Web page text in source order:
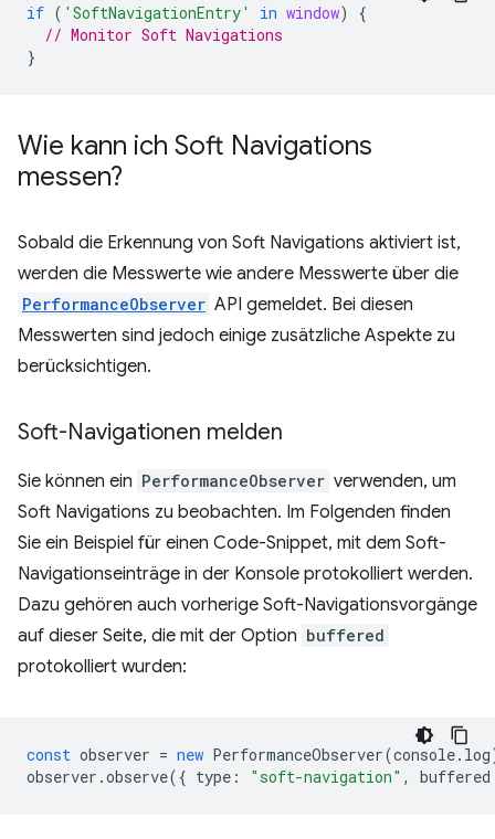
if ( 'SoftNavigationEntry' in window)
{
// Monitor Soft Navigations
}
Wie kann ich Soft Navigations
messen?
Sobald die Erkennung von Soft Navigations aktiviert ist,
werden die Messwerte wie andere Messwerte über die
PerformanceObserver API gemeldet. Bei diesen
Messwerten sind jedoch einige zusätzliche Aspekte zu
berücksichtigen.
Soft-Navigationen melden
Sie können ein PerformanceObserver verwenden, um
Soft Navigations zu beobachten. Im Folgenden finden
Sie ein Beispiel für einen Code-Snippet, mit dem Soft-
Navigationseinträge in der Konsole protokolliert werden.
Dazu gehören auch vorherige Soft-Navigationsvorgänge
auf dieser Seite, die mit der Option buffered
protokolliert wurden:
const observer = new PerformanceObserver(console. log
observer .observe({ type : "soft-navigation" , buffered